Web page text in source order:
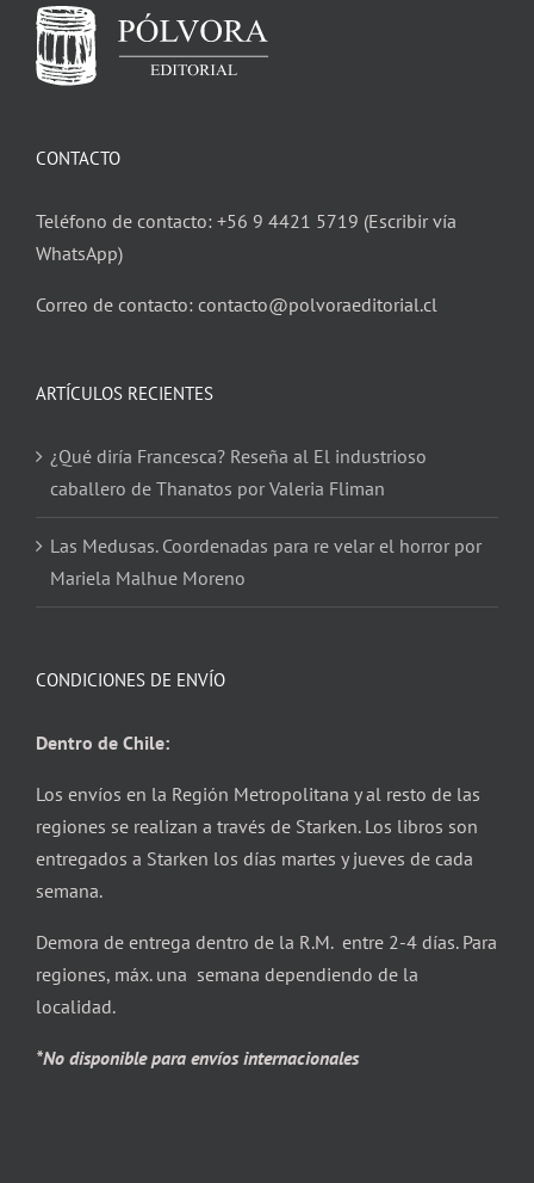
CONTACTO
Teléfono de contacto: +56 9 4421 5719 (Escribir vía
WhatsApp)
Correo de contacto: contacto@polvoraeditorial.cl
ARTÍCULOS RECIENTES
¿Qué diría Francesca? Reseña al El industrioso
caballero de Thanatos por Valeria Fliman
Las Medusas. Coordenadas para re velar el horror por
Mariela Malhue Moreno
CONDICIONES DE ENVÍO
Dentro de Chile:
Los envíos en la Región Metropolitana y al resto de las
regiones se realizan a través de Starken. Los libros son
entregados a Starken los días martes y jueves de cada
semana.
Demora de entrega dentro de la R.M. entre 2-4 días. Para
regiones, máx. una semana dependiendo de la
localidad.
*No disponible para envíos internacionales